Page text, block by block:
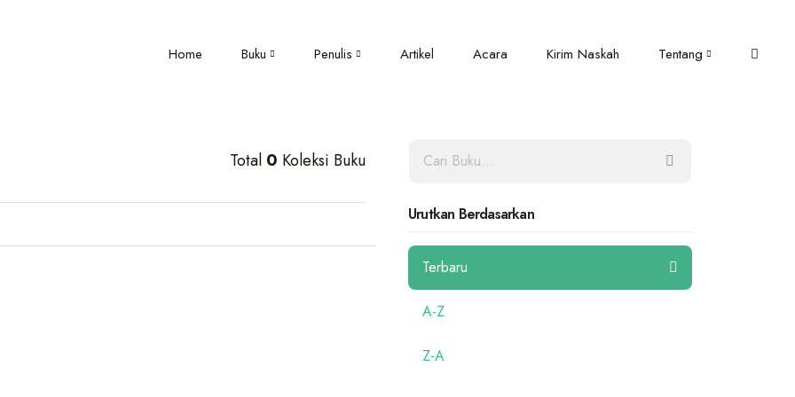
Home Buku Penulis Artikel Acara Kirim Naskah Tentang
Total 0 Koleksi Buku
Urutkan Berdasarkan
Terbaru
A-Z
Z-A